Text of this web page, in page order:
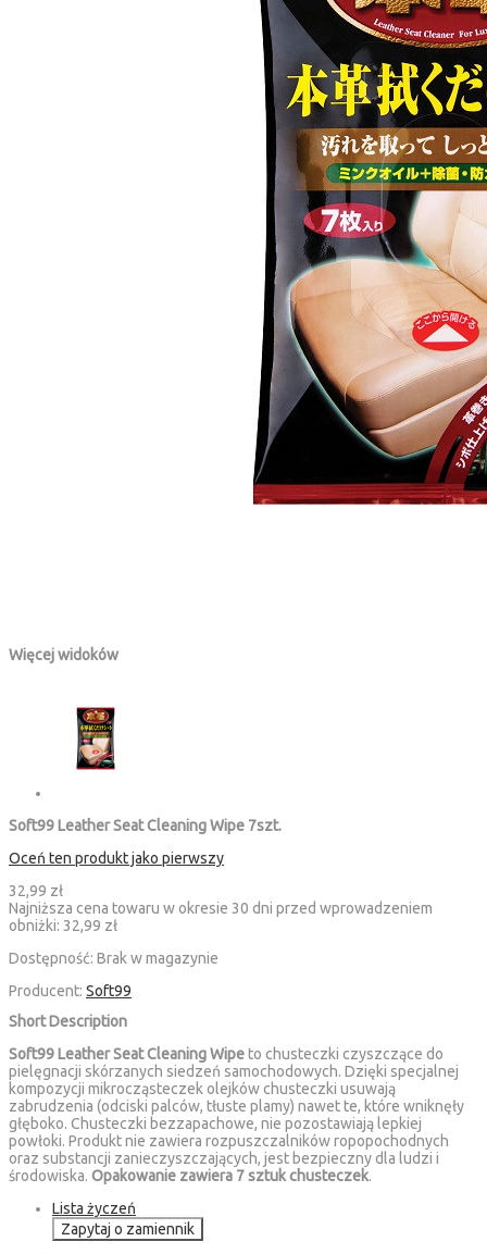
Więcej widoków
Soft99 Leather Seat Cleaning Wipe 7szt.
Oceń ten produkt jako pierwszy
32,99 zł
Najniższa cena towaru w okresie 30 dni przed wprowadzeniem
obniżki: 32,99 zł
Dostępność: Brak w magazynie
Producent: Soft99
Short Description
Soft99 Leather Seat Cleaning Wipeto chusteczki czyszczące do
pielęgnacji skórzanych siedzeń samochodowych. Dzięki specjalnej
kompozycji mikrocząsteczek olejków chusteczki usuwają
zabrudzenia (odciski palców, tłuste plamy) nawet te, które wniknęły
głęboko. Chusteczki bezzapachowe, nie pozostawiają lepkiej
powłoki. Produkt nie zawiera rozpuszczalników ropopochodnych
oraz substancji zanieczyszczających, jest bezpieczny dla ludzi i
środowiska. Opakowanie zawiera 7 sztuk chusteczek.
Lista życzeń
Zapytaj o zamiennik